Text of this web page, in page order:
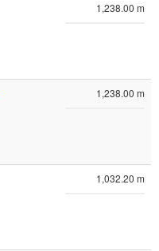
1,238.00 m
1,238.00 m
1,032.20 m